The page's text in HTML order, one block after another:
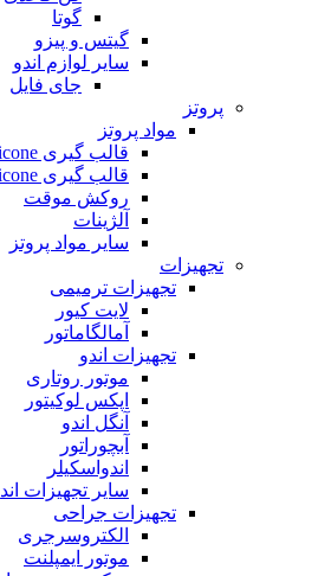
گوتا
گیتس و پیزو
سایر لوازم اندو
جای فایل
پروتز
مواد پروتز
قالب گیری A Silicone (افزایشی)
قالب گیری C silicone (تراکمی)
روکش موقت
آلژینات
سایر مواد پروتز
تجهیزات
تجهیزات ترمیمی
لایت کیور
آمالگاماتور
تجهیزات اندو
موتور روتاری
اپکس لوکیتور
آنگل اندو
آبچوراتور
اندواسکیلر
سایر تجهیزات
تجهیزات جراحی
الکتروسرجری
موتور ایمپلنت